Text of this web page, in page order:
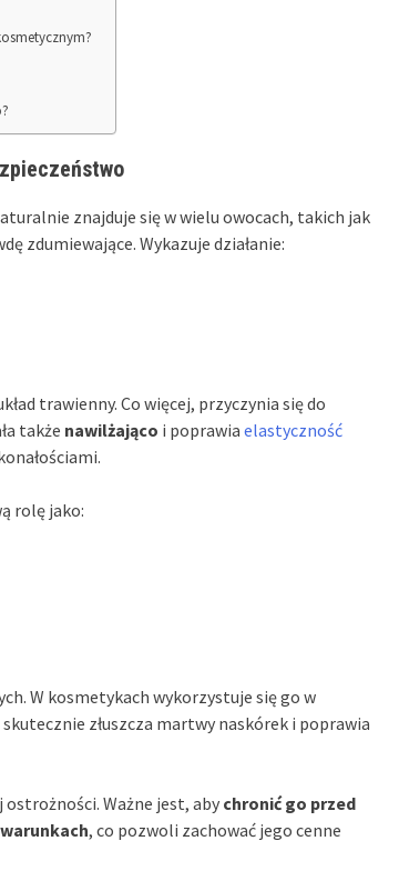
znajduje się w wielu owocach, takich jak
zdumiewające. Wykazuje działanie:
trawienny. Co więcej, przyczynia się do
także nawilżająco i poprawia elastyczność
rolę jako:
W kosmetykach wykorzystuje się go w
złuszcza martwy naskórek i poprawia
Ważne jest, aby chronić go przed
, co pozwoli zachować jego cenne